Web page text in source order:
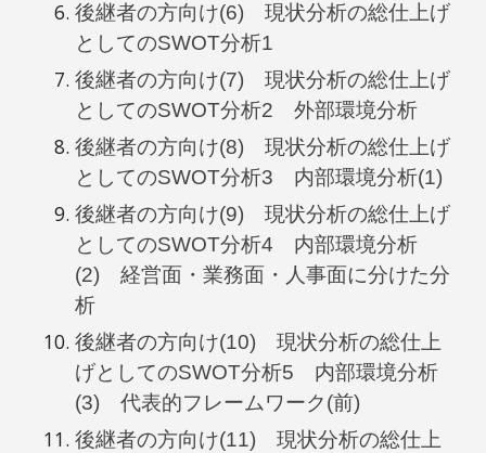
後継者の方向け(6) 現状分析の総仕上げ
としてのSWOT分析1
後継者の方向け(7) 現状分析の総仕上げ
としてのSWOT分析2 外部環境分析
後継者の方向け(8) 現状分析の総仕上げ
としてのSWOT分析3 内部環境分析(1)
後継者の方向け(9) 現状分析の総仕上げ
としてのSWOT分析4 内部環境分析
(2) 経営面・業務面・人事面に分けた分
析
後継者の方向け(10) 現状分析の総仕上
げとしてのSWOT分析5 内部環境分析
(3) 代表的フレームワーク(前)
後継者の方向け(11) 現状分析の総仕上